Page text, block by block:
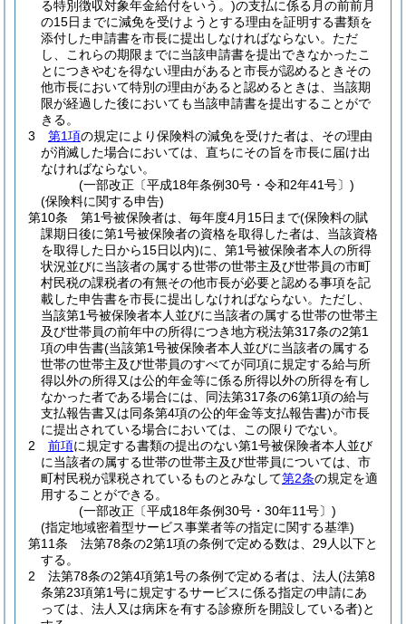
る特別徴収対象年金給付をいう。)の支払に係る月の前前月
の15日までに減免を受けようとする理由を証明する書類を
添付した申請書を市長に提出しなければならない。 ただ
し、これらの期限までに当該申請書を提出できなかったこ
とにつきやむを得ない理由があると市長が認めるときその
他市長において特別の理由があると認めるときは、当該期
限が経過した後においても当該申請書を提出することがで
きる。
3
第1項の規定により保険料の減免を受けた者は、その理由
が消滅した場合においては、直ちにその旨を市長に届け出
なければならない。
(一部改正〔平成18年条例30号・令和2年41号〕)
(保険料に関する申告)
第10条
第1号被保険者は、毎年度4月15日まで(保険料の賦
課期日後に第1号被保険者の資格を取得した者は、当該資格
を取得した日から15日以内)に、第1号被保険者本人の所得
状況並びに当該者の属する世帯の世帯主及び世帯員の市町
村民税の課税者の有無その他市長が必要と認める事項を記
載した申告書を市長に提出しなければならない。 ただし、
当該第1号被保険者本人並びに当該者の属する世帯の世帯主
及び世帯員の前年中の所得につき地方税法第317条の2第1
項の申告書(当該第1号被保険者本人並びに当該者の属する
世帯の世帯主及び世帯員のすべてが同項に規定する給与所
得以外の所得又は公的年金等に係る所得以外の所得を有し
なかった者である場合には、同法第317条の6第1項の給与
支払報告書又は同条第4項の公的年金等支払報告書)が市長
に提出されている場合においては、この限りでない。
2
前項に規定する書類の提出のない第1号被保険者本人並び
に当該者の属する世帯の世帯主及び世帯員については、市
町村民税が課税されているものとみなして第2条の規定を適
用することができる。
(一部改正〔平成18年条例30号・30年11号〕)
(指定地域密着型サービス事業者等の指定に関する基準)
第11条
法第78条の2第1項の条例で定める数は、29人以下と
する。
2
法第78条の2第4項第1号の条例で定める者は、法人(法第8
条第23項第1号に規定するサービスに係る指定の申請にあ
っては、法人又は病床を有する診療所を開設している者)と